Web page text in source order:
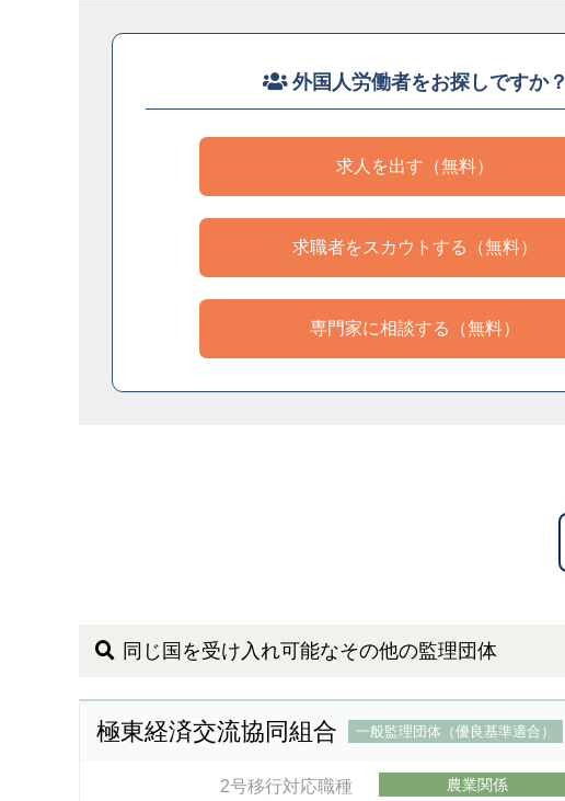
外国人労働者をお探しですか？
求人を出す（無料）
求職者をスカウトする（無料）
専門家に相談する（無料）
同じ国を受け入れ可能なその他の監理団体
極東経済交流協同組合 一般監理団体（優良基準適合）
2号移行対応職種 農業関係